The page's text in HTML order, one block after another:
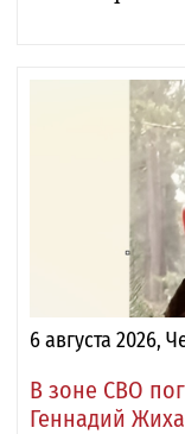
6 августа 2026,
В зоне СВО
Геннадий